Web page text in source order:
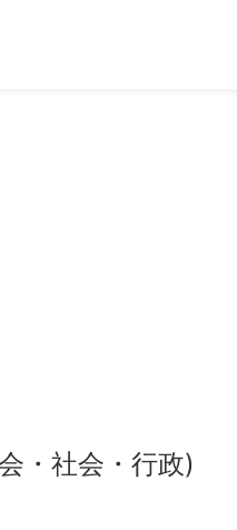
・社会・行政)